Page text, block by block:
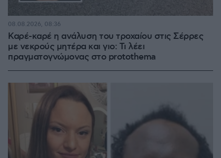
Καρέ-καρέ η ανάλυση του τροχαίου στις Σέρρες
με νεκρούς μητέρα και γιο: Τι λέει
πραγματογνώμονας στο protothema
08.08.2026, 08:36